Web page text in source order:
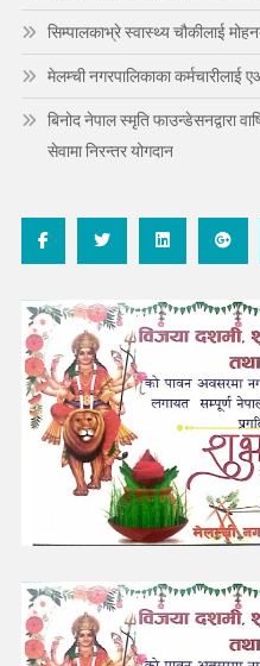
सिम्पालकाभ्रे स्वास्थ्य चौकीलाई
मेलम्ची नगरपालिकाका कर्मचारीलाई
बिनोद नेपाल स्मृति फाउन्डेसनद्वारा
सेवामा निरन्तर योगदान